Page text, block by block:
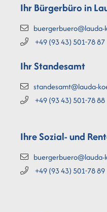
Ihr Bürgerbüro in
+49 (9343) 501-7887
Ihr Standesamt
standesamt@lauda-
+49 (9343) 501-7888
Ihre Sozial- und
+49 (9343) 501-7889